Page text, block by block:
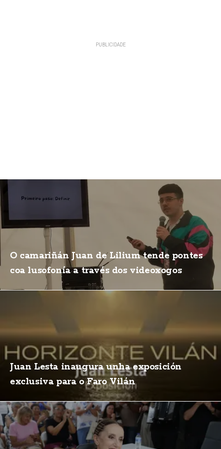
O camariñán Juan de Lilium tende pontes
coa lusofonía a través dos videoxogos
Juan Lesta inaugura unha exposición
exclusiva para o Faro Vilán